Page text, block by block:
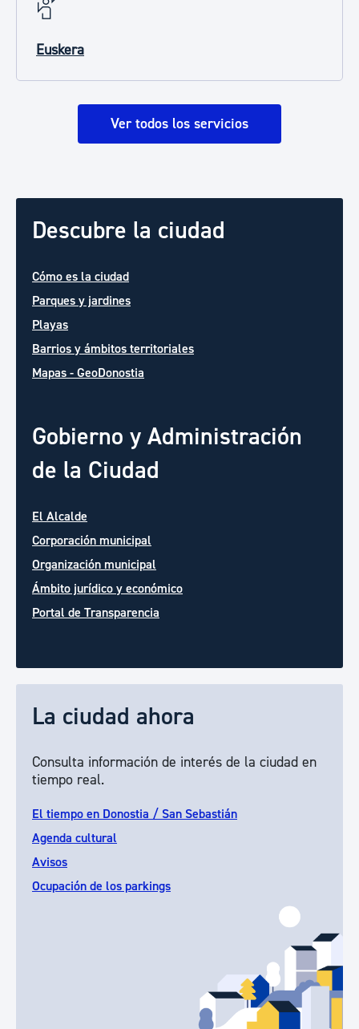
Euskera
Ver todos los servicios
Descubre la ciudad
Cómo es la ciudad
Parques y jardines
Playas
Barrios y ámbitos territoriales
Mapas - GeoDonostia
Gobierno y Administración
de la Ciudad
El Alcalde
Corporación municipal
Organización municipal
Ámbito jurídico y económico
Portal de Transparencia
La ciudad ahora
Consulta información de interés de la ciudad en
tiempo real.
El tiempo en Donostia / San Sebastián
Agenda cultural
Avisos
Ocupación de los parkings